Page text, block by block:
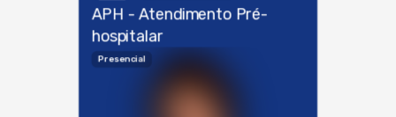
APH - Atendimento Pré-
hospitalar
Presencial